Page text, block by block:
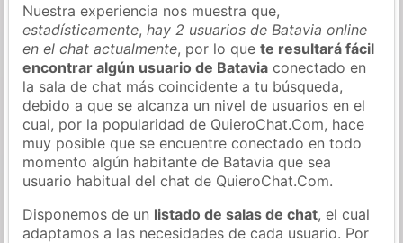
Nuestra experiencia nos muestra que,
estadísticamente,hay 2 usuarios de Batavia online
en el chat actualmente, por lo quete resultará fácil
encontrar algún usuario de Batavia conectado en
la sala de chat más coincidente a tu búsqueda,
debido a que se alcanza un nivel de usuarios en el
cual, por la popularidad de QuieroChat.Com, hace
muy posible que se encuentre conectado en todo
momento algún habitante de Batavia que sea
usuario habitual del chat de QuieroChat.Com.
Disponemos de un listado de salas de chat, el cual
adaptamos a las necesidades de cada usuario. Por